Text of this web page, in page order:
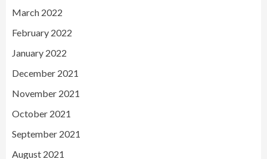
March 2022
February 2022
January 2022
December 2021
November 2021
October 2021
September 2021
August 2021